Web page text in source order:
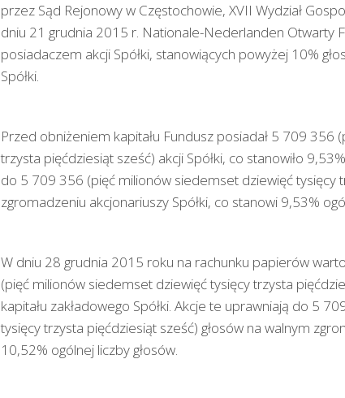
przez Sąd Rejonowy w Częstochowie, XVII Wydział
dniu 21 grudnia 2015 r. Nationale-Nederlanden Otwarty
posiadaczem akcji Spółki, stanowiących powyżej 10%
Spółki.
Przed obniżeniem kapitału Fundusz posiadał 5 709
trzysta pięćdziesiąt sześć) akcji Spółki, co stanowiło
do 5 709 356 (pięć milionów siedemset dziewięć tysięcy
zgromadzeniu akcjonariuszy Spółki, co stanowi 9,53%
W dniu 28 grudnia 2015 roku na rachunku papierów
(pięć milionów siedemset dziewięć tysięcy trzysta
kapitału zakładowego Spółki. Akcje te uprawniają do 5
tysięcy trzysta pięćdziesiąt sześć) głosów na walnym
10,52% ogólnej liczby głosów.